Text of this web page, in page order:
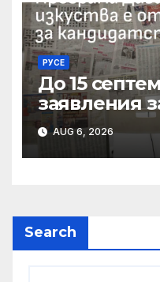
РУСЕ
До 15
заявления
„Дигитални
Национален
„Култура“
AUG 6, 2026
Search